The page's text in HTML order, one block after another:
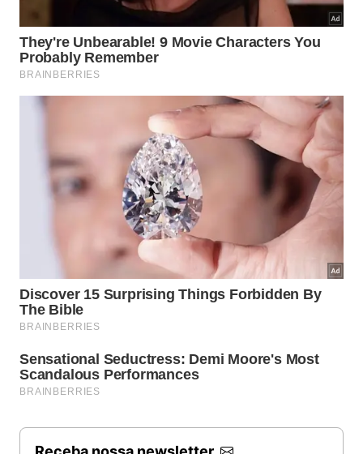
convencional comum.
Otimização da mão de obra necessária para a
montagem de estruturas modulares rápidas e
muito seguras.
Qual será o futuro da construção
civil com esses materiais?
A transição para métodos de fabricação mais
inteligentes eintegrados à natureza
é um caminho
sem volta para as empresas que desejam liderar o
mercado global. O uso de areia tratada abre portas
para uma arquitetura mais flexível e criativa,
permitindo que regiões antes isoladas desenvolvam
suas próprias infraestruturas básicas. A inovação
tecnológica se torna o motor de um crescimento
ordenado, sustentável e visualmente harmonioso
para todos.